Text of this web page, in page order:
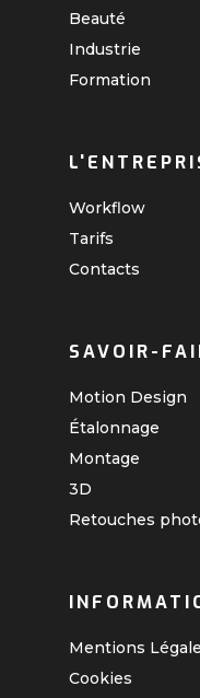
Beauté
Industrie
Formation
Workflow
Tarifs
Contacts
SAVOIR-
Motion Design
Étalonnage
Montage
3D
Retouches
Mentions
Cookies